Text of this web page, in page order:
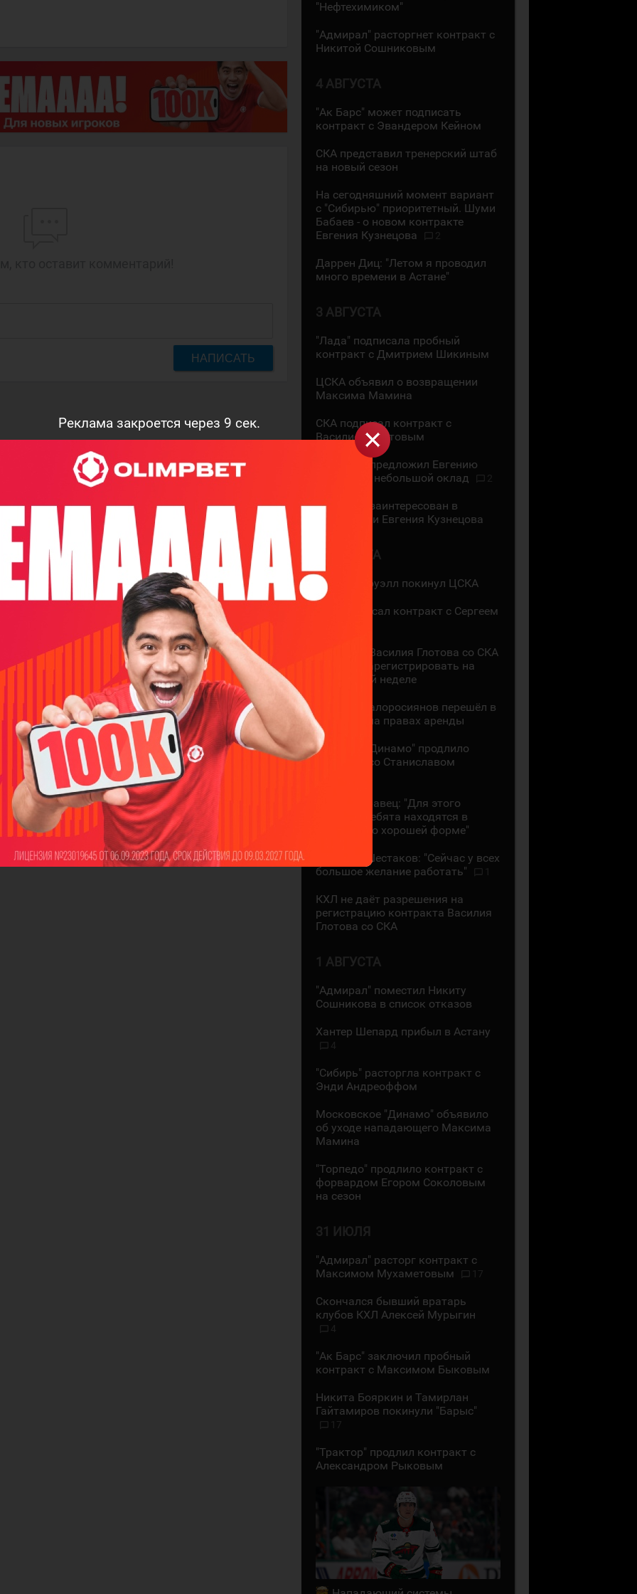
Реклама закроется через 8 сек.
НАПИСАТЬ
"Нефтехимиком"
"Адмирал" расторгнет контракт с
Никитой Сошниковым
4 АВГУСТА
"Ак Барс" может подписать
контракт с Эвандером Кейном
СКА представил тренерский штаб
на новый сезон
На сегодняшний момент вариант
с "Сибирью" приоритетный. Шуми
Бабаев - о новом контракте
Евгения Кузнецова
Даррен Диц: "Летом я проводил
много времени в Астане"
3 АВГУСТА
"Лада" подписала пробный
контракт с Дмитрием Шикиным
ЦСКА объявил о возвращении
Максима Мамина
СКА подписал контракт с
Василием Глотовым
"Трактор" предложил Евгению
Кузнецову небольшой оклад
"Трактор" заинтересован в
подписании Евгения Кузнецова
2 АВГУСТА
Мак Холлоуэлл покинул ЦСКА
СКА подписал контракт с Сергеем
Контракт Василия Глотова со СКА
должны зарегистрировать на
следующей неделе
Даниил Малоросиянов перешёл в
"Шанхай" на правах аренды
Минское "Динамо" продлило
контракт со Станиславом
Михаил Кравец: "Для этого
времени ребята находятся в
достаточно хорошей форме"
Аркадий Шестаков: "Сейчас у всех
большое желание работать"
КХЛ не даёт разрешения на
регистрацию контракта Василия
Глотова со СКА
1 АВГУСТА
"Адмирал" поместил Никиту
Сошникова в список отказов
Хантер Шепард прибыл в Астану
4
"Сибирь" расторгла контракт с
Энди Андреоффом
Московское "Динамо" объявило
об уходе нападающего Максима
Мамина
"Торпедо" продлило контракт с
форвардом Егором Соколовым
на сезон
31 ИЮЛЯ
"Адмирал" расторг контракт с
Максимом Мухаметовым
17
Скончался бывший вратарь
клубов КХЛ Алексей Мурыгин
4
"Ак Барс" заключил пробный
контракт с Максимом Быковым
Никита Бояркин и Тамирлан
Гайтамиров покинули "Барыс"
17
"Трактор" продлил контракт с
Александром Рыковым